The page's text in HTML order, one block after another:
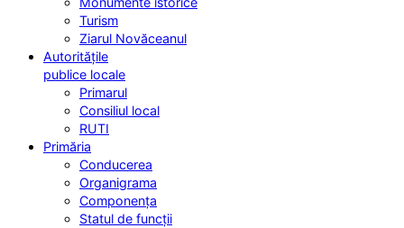
Turism
Ziarul Novăceanul
Autoritățile
publice locale
Primarul
Consiliul local
RUTI
Primăria
Conducerea
Organigrama
Componența
Statul de funcții